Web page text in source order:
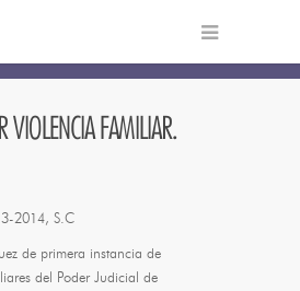
VIOLENCIA FAMILIAR.
2014, S.C
de primera instancia de
del Poder Judicial de